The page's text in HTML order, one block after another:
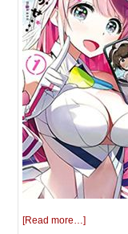
[Read more…]